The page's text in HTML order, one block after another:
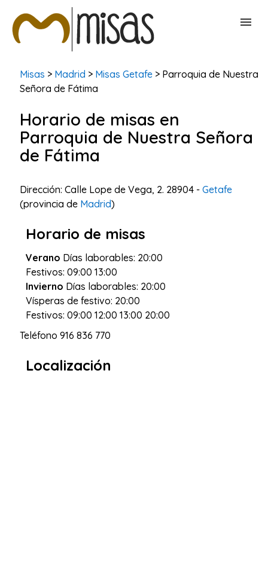
BUSCAR MISAS
Misas > Madrid > Misas Getafe > Parroquia de Nuestra
Señora de Fátima
Horario de misas en
Parroquia de Nuestra Señora
de Fátima
Dirección: Calle Lope de Vega, 2. 28904 - Getafe
(provincia de Madrid)
Horario de misas
Verano Días laborables: 20:00
Festivos: 09:00 13:00
Invierno Días laborables: 20:00
Vísperas de festivo: 20:00
Festivos: 09:00 12:00 13:00 20:00
Teléfono 916 836 770
Localización